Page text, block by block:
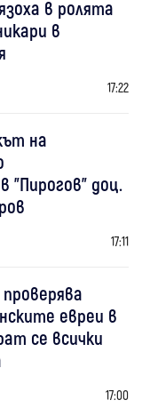
в ролята
в
17:22
на
"Пирогов" доц.
17:11
евреи в
се всички
17:00